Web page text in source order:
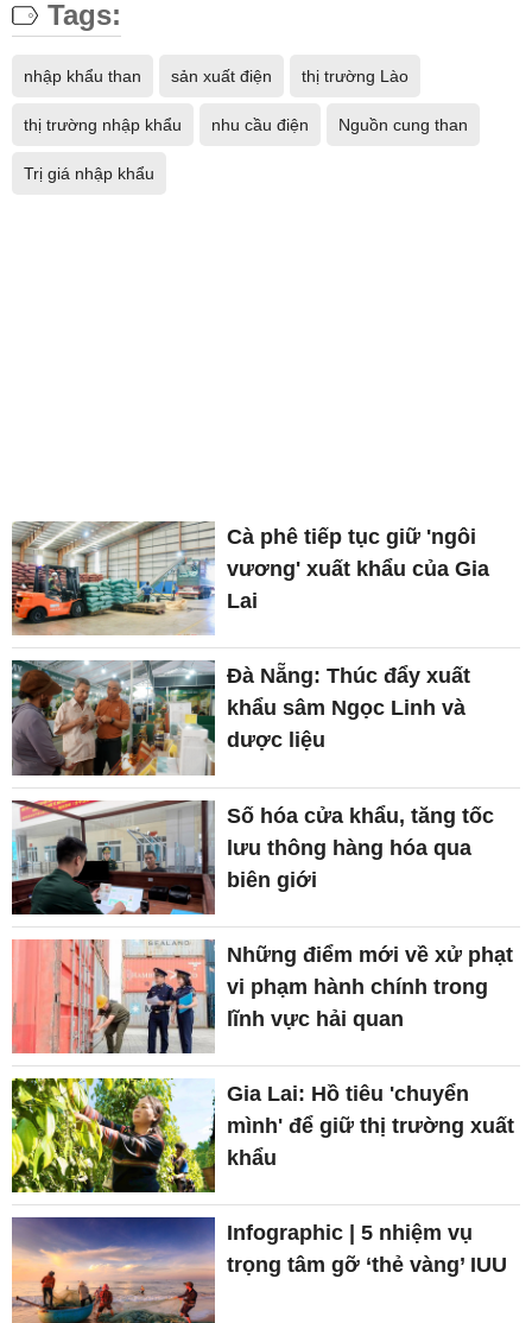
Tags:
nhập khẩu than sản xuất điện thị trường Lào
thị trường nhập khẩu nhu cầu điện Nguồn cung than
Trị giá nhập khẩu
Cà phê tiếp tục giữ 'ngôi
vương' xuất khẩu của Gia
Lai
Đà Nẵng: Thúc đẩy xuất
khẩu sâm Ngọc Linh và
dược liệu
Số hóa cửa khẩu, tăng tốc
lưu thông hàng hóa qua
biên giới
Những điểm mới về xử phạt
vi phạm hành chính trong
lĩnh vực hải quan
Gia Lai: Hồ tiêu 'chuyển
mình' để giữ thị trường xuất
khẩu
Infographic | 5 nhiệm vụ
trọng tâm gỡ ‘thẻ vàng’ IUU